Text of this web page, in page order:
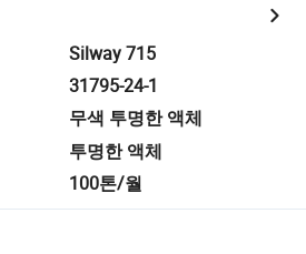
Silway 715
31795-24-1
무색 투명한 액체
투명한 액체
100톤/월